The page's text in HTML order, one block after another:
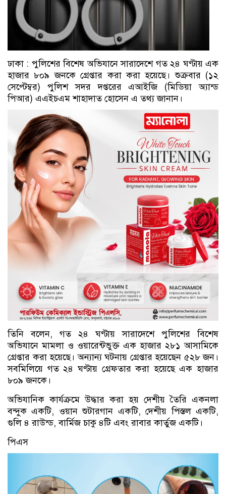
ঢাকা : পুলিশের বিশেষ অভিযানে সারাদেশে গত ২৪ ঘণ্টায় এক
হাজার ৮০৯ জনকে গ্রেপ্তার করা করা হয়েছে। শুক্রবার (১২
সেপ্টেম্বর) পুলিশ সদর দপ্তরের এআইজি (মিডিয়া অ্যান্ড
পিআর) এএইচএম শাহাদাত হোসেন এ তথ্য জানান।
তিনি বলেন, গত ২৪ ঘণ্টায় সারাদেশে পুলিশের বিশেষ
অভিযানে মামলা ও ওয়ারেন্টভুক্ত এক হাজার ২৮১ আসামিকে
গ্রেপ্তার করা হয়েছে। অন্যান্য ঘটনায় গ্রেপ্তার হয়েছেন ৫২৮ জন।
সবমিলিয়ে গত ২৪ ঘণ্টায় গ্রেফতার করা হয়েছে এক হাজার
৮০৯ জনকে।
অভিযানিক কার্যক্রমে উদ্ধার করা হয় দেশীয় তৈরি একনলা
বন্দুক একটি, ওয়ান শুটারগান একটি, দেশীয় পিস্তল একটি,
গুলি ৪ রাউন্ড, বার্মিজ চাকু ৪টি এবং রাবার কার্তুজ একটি।
পিএস